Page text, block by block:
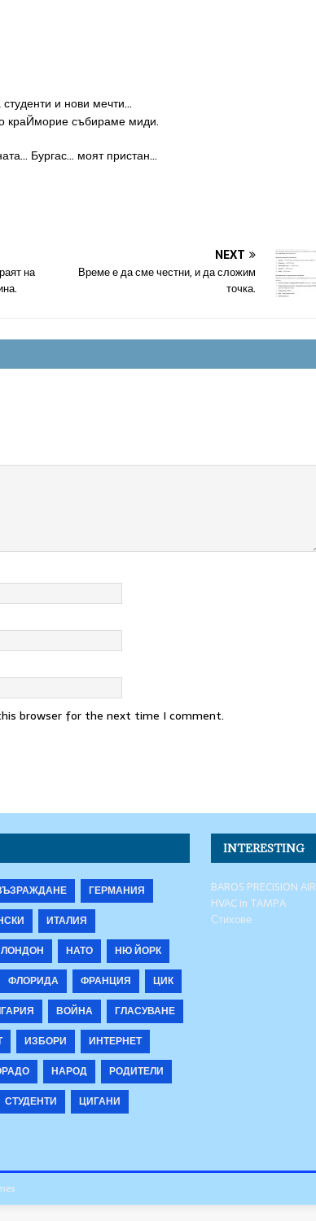
и нови мечти…
краЙморие събираме миди.
Бургас… моят пристан…
на
NEXT
Време е да сме честни, и да сложим
точка.
browser for the next time I comment.
ГЕРМАНИЯ
ИТАЛИЯ
ЛОНДОН НАТО
НЮ ЙОРК
ФЛОРИДА ФРАНЦИЯ
ЦИК
ВОЙНА
ГЛАСУВАНЕ
ИЗБОРИ
ИНТЕРНЕТ
НАРОД
РОДИТЕЛИ
СТУДЕНТИ
ЦИГАНИ
INTERESTING
BAROS PRECISION AIR
HVAC in TAMPA
Стихове